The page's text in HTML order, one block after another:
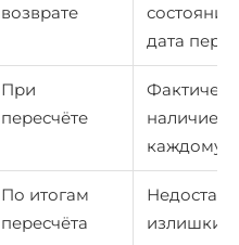
возврате
состояние
дата
При
пересчёте
наличие
каждому
По итогам
пересчёта
излишки